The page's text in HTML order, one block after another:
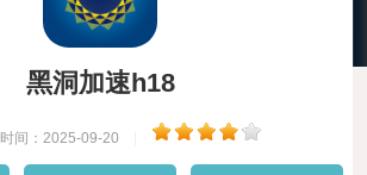
黑洞加速h18
时间：2025-09-20